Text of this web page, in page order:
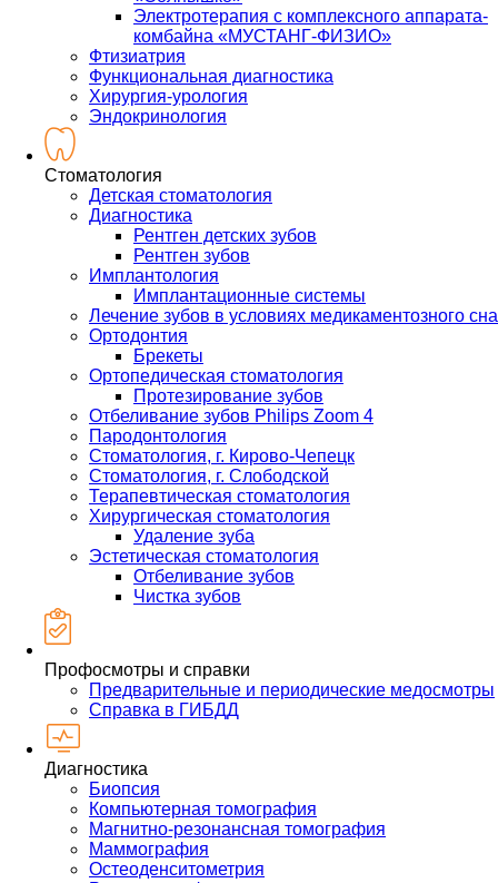
Электротерапия с комплексного аппарата-
комбайна «МУСТАНГ-ФИЗИО»
Фтизиатрия
Функциональная диагностика
Хирургия-урология
Эндокринология
Стоматология
Детская стоматология
Диагностика
Рентген детских зубов
Рентген зубов
Имплантология
Имплантационные системы
Лечение зубов в условиях медикаментозного сна
Ортодонтия
Брекеты
Ортопедическая стоматология
Протезирование зубов
Отбеливание зубов Philips Zoom 4
Пародонтология
Стоматология, г. Кирово-Чепецк
Стоматология, г. Слободской
Терапевтическая стоматология
Хирургическая стоматология
Удаление зуба
Эстетическая стоматология
Отбеливание зубов
Чистка зубов
Профосмотры и справки
Предварительные и периодические медосмотры
Справка в ГИБДД
Диагностика
Биопсия
Компьютерная томография
Магнитно-резонансная томография
Маммография
Остеоденситометрия